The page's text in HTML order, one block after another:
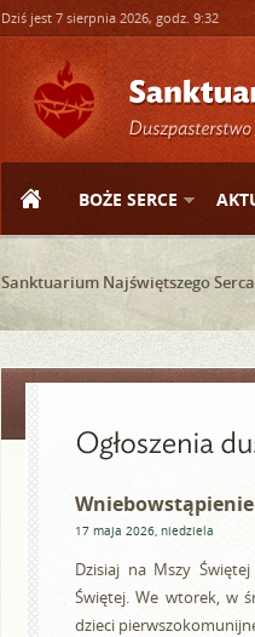
Dziś jest 7 sierpnia 2026, godz. 9:32
BOŻE SERCE
Sanktuarium Najświętszego
17 maja 2026, niedziela
Dzisiaj na Mszy
Świętej. We wtorek, w
dzieci